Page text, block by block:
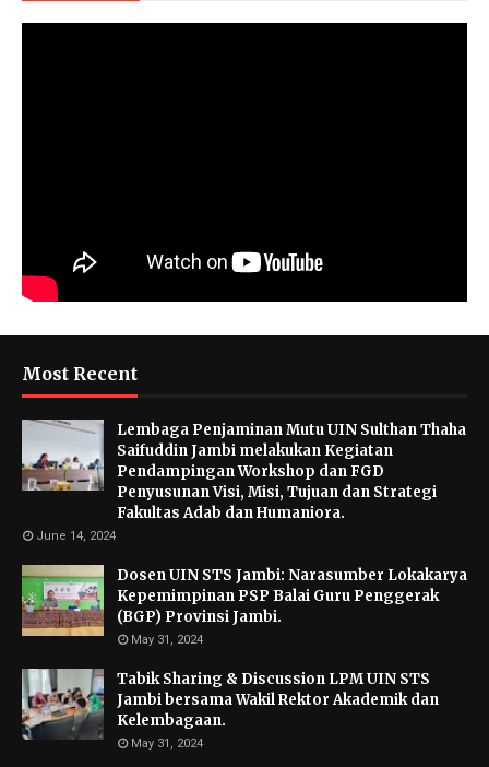
Most Recent
Lembaga Penjaminan Mutu UIN Sulthan Thaha
Saifuddin Jambi melakukan Kegiatan
Pendampingan Workshop dan FGD
Penyusunan Visi, Misi, Tujuan dan Strategi
Fakultas Adab dan Humaniora.
June 14, 2024
Dosen UIN STS Jambi: Narasumber Lokakarya
Kepemimpinan PSP Balai Guru Penggerak
(BGP) Provinsi Jambi.
May 31, 2024
Tabik Sharing & Discussion LPM UIN STS
Jambi bersama Wakil Rektor Akademik dan
Kelembagaan.
May 31, 2024